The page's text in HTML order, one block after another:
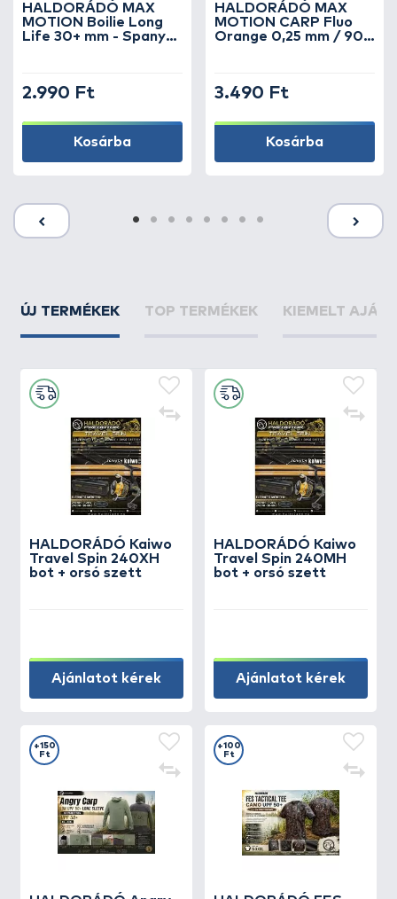
HALDORÁDÓ MAX
MOTION Boilie Long
Life 30+ mm - Spanyol
2.990 Ft
Kosárba
HALDORÁDÓ MAX
MOTION CARP Fluo
Orange 0,25 mm / 900
3.490 Ft
Kosárba
ÚJ TERMÉKEK TOP TERMÉKEK KIEMELT
HALDORÁDÓ Kaiwo
Travel Spin 240XH
bot + orsó szett
Ajánlatot kérek
HALDORÁDÓ Kaiwo
Travel Spin 240MH
bot + orsó szett
Ajánlatot kérek
+150
Ft
+100
Ft